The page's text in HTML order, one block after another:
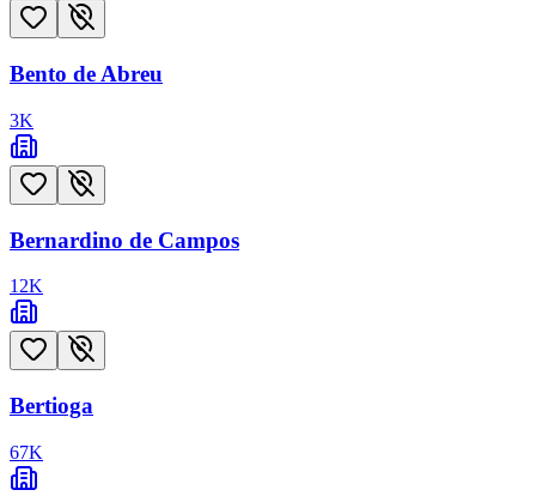
Bento de Abreu
3K
Bernardino de Campos
12K
Bertioga
67K